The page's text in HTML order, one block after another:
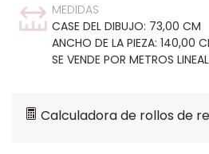
MEDIDAS
CASE DEL DIBUJO: 73,00 CM
ANCHO DE LA PIEZA: 140,00
SE VENDE POR METROS
Calculadora de rollos de